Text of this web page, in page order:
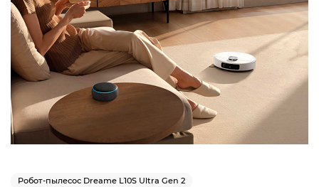
Робот-пылесос Dreame L10S Ultra Gen 2